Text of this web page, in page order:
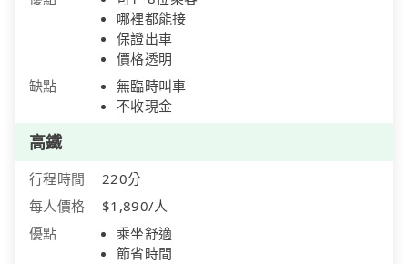
哪裡都能接
保證出車
價格透明
缺點
無臨時叫車
不收現金
高鐵
行程時間
220分
每人價格
$1,890/人
優點
乘坐舒適
節省時間